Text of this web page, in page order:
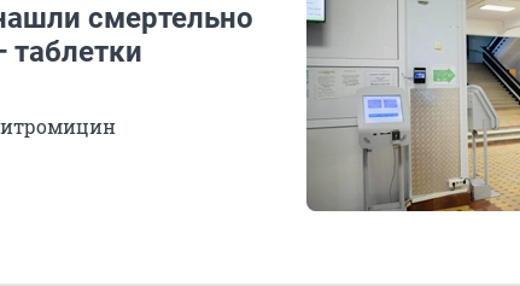
смертельно